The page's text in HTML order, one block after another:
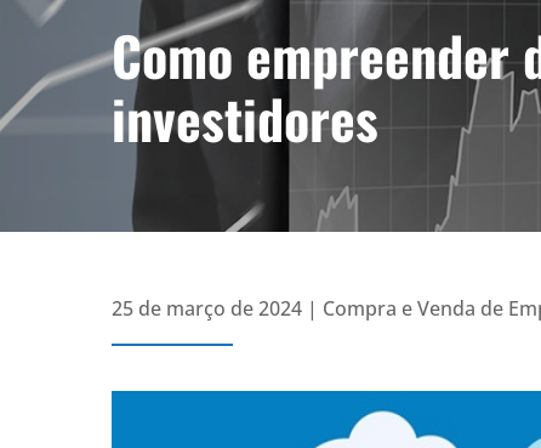
Como empreender
investidores
25 de março de 2024 | Compra e Venda de